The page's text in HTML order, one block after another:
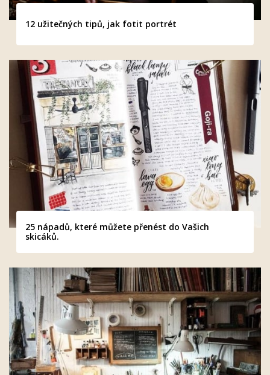
12 užitečných tipů, jak fotit portrét
25 nápadů, které můžete přenést do Vašich
skicáků.